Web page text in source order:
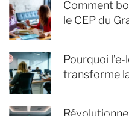
Comment
le CEP du
Pourquoi
transforme